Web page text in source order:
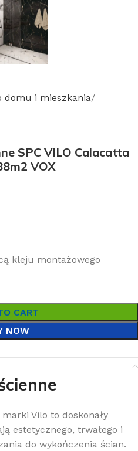
domu i mieszkania
SPC VILO Calacatta
VOX
kleju montażowego
CART
NOW
Vilo to doskonały
estetycznego, trwałego i
do wykończenia ścian.